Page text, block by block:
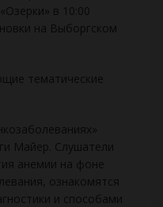
в 10:00
на Выборгском
тематические
Майер. Слушатели
анемии на фоне
ознакомятся
и способами